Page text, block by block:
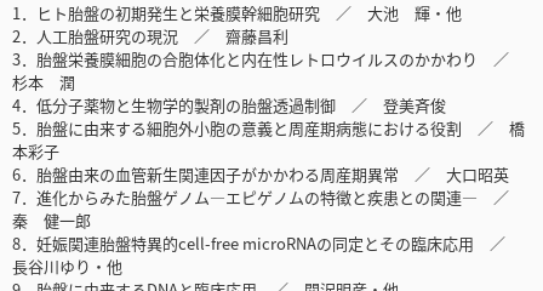
1．ヒト胎盤の初期発生と栄養膜幹細胞研究 ／ 大池 輝・他
2．人工胎盤研究の現況 ／ 齋藤昌利
3．胎盤栄養膜細胞の合胞体化と内在性レトロウイルスのかかわり ／
杉本 潤
4．低分子薬物と生物学的製剤の胎盤透過制御 ／ 登美斉俊
5．胎盤に由来する細胞外小胞の意義と周産期病態における役割 ／ 橋
本彩子
6．胎盤由来の血管新生関連因子がかかわる周産期異常 ／ 大口昭英
7．進化からみた胎盤ゲノム―エピゲノムの特徴と疾患との関連― ／
秦 健一郎
8．妊娠関連胎盤特異的cell-free microRNAの同定とその臨床応用 ／
長谷川ゆり・他